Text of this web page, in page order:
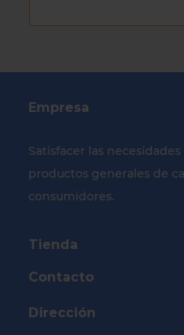
Empresa
Satisfacer las
productos generales de
consumidores.
Tienda
Contacto
Dirección